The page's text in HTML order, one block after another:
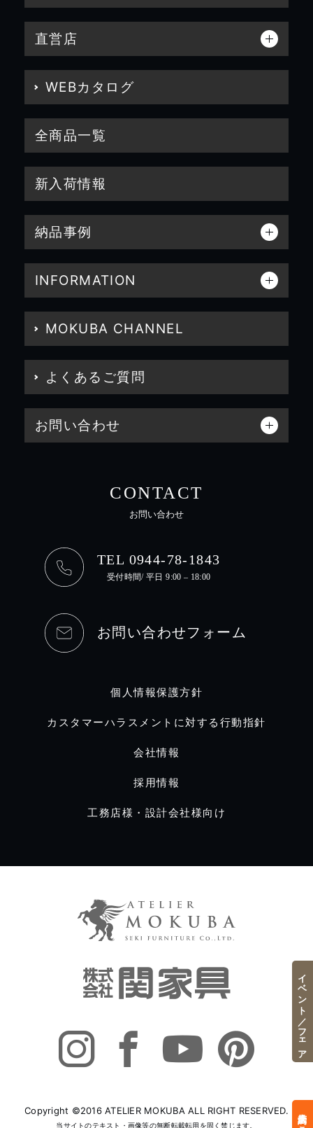
直営店
WEBカタログ
全商品一覧
新入荷情報
納品事例
INFORMATION
MOKUBA CHANNEL
よくあるご質問
お問い合わせ
CONTACT
お問い合わせ
TEL 0944-78-1843
受付時間/ 平日 9:00 – 18:00
お問い合わせフォーム
個人情報保護方針
カスタマーハラスメントに対する行動指針
会社情報
採用情報
工務店様・設計会社様向け
Copyright ©2016 ATELIER MOKUBA ALL RIGHT RESERVED.
当サイトのテキスト・画像等の無断転載転用を固く禁じます。
イベント／フェア